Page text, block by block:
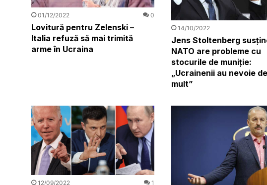
01/12/2022 0
Lovitură pentru Zelenski –
Italia refuză să mai trimită
arme în Ucraina
14/10/2022
Jens Stoltenberg
NATO are probleme cu
stocurile de muniție:
„Ucrainenii au nevoie
mult”
12/09/2022 1